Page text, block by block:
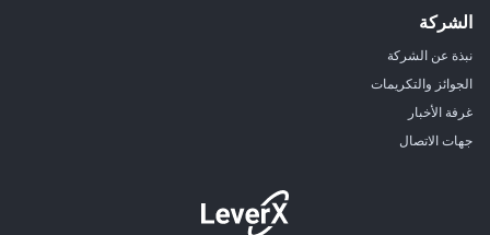
الشركة
نبذة عن الشركة
الجوائز والتكريمات
غرفة الأخبار
جهات الاتصال